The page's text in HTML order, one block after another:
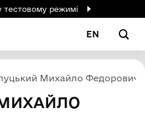
тестовому режимі
EN
Михайло Федорович